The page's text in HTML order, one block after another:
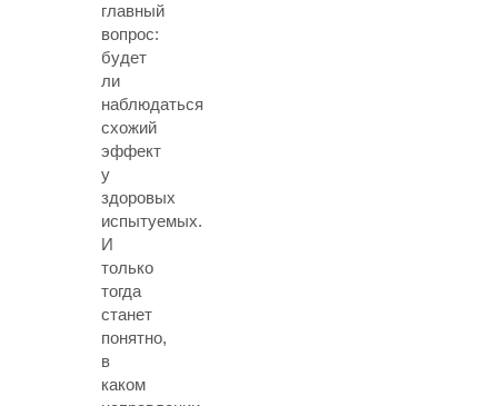
главный
вопрос:
будет
ли
наблюдаться
схожий
эффект
у
здоровых
испытуемых.
И
только
тогда
станет
понятно,
в
каком